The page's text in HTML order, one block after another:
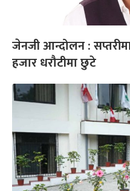
जेनजी आन्दोलन :
हजार धरौटीमा छुटे